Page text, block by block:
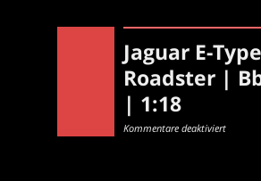
Jaguar E-
Roadster |
| 1:18
Kommentare deaktiviertfür